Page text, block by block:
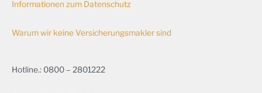
Informationen zum Datenschutz
Warum wir keine Versicherungsmakler sind
Hotline.: 0800 – 2801222